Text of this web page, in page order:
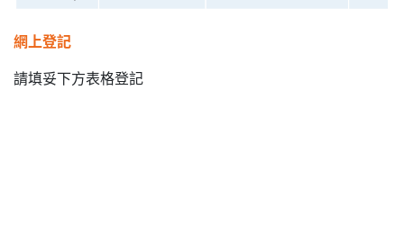
網上登記
請填妥下方表格登記